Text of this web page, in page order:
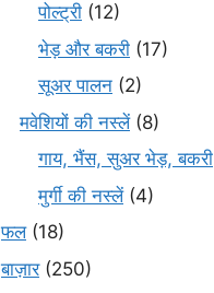
पोल्ट्री (12)
भेड़ और बकरी (17)
सूअर पालन (2)
मवेशियों की नस्लें(8)
गाय, भैंस, सुअर भेड़, बकरी
मुर्गी की नस्लें(4)
फल(18)
बाज़ार(250)